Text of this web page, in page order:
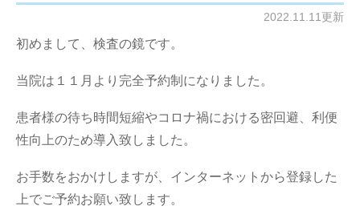
2022.11.11更新
初めまして、検査の鏡です。
当院は１１月より完全予約制になりました。
患者様の待ち時間短縮やコロナ禍における密回避、利便
性向上のため導入致しました。
お手数をおかけしますが、インターネットから登録した
上でご予約お願い致します。